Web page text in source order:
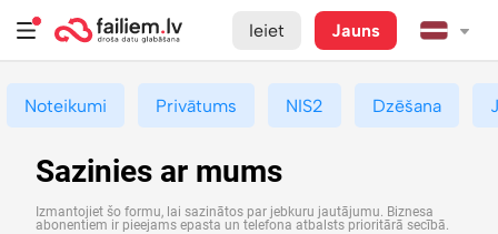
Ieiet Jauns
Noteikumi Privātums NIS2 Dzēšana
Sazinies ar mums
Izmantojiet šo formu, lai sazinātos par jebkuru jautājumu. Biznesa
abonentiem ir pieejams epasta un telefona atbalsts prioritārā secībā.